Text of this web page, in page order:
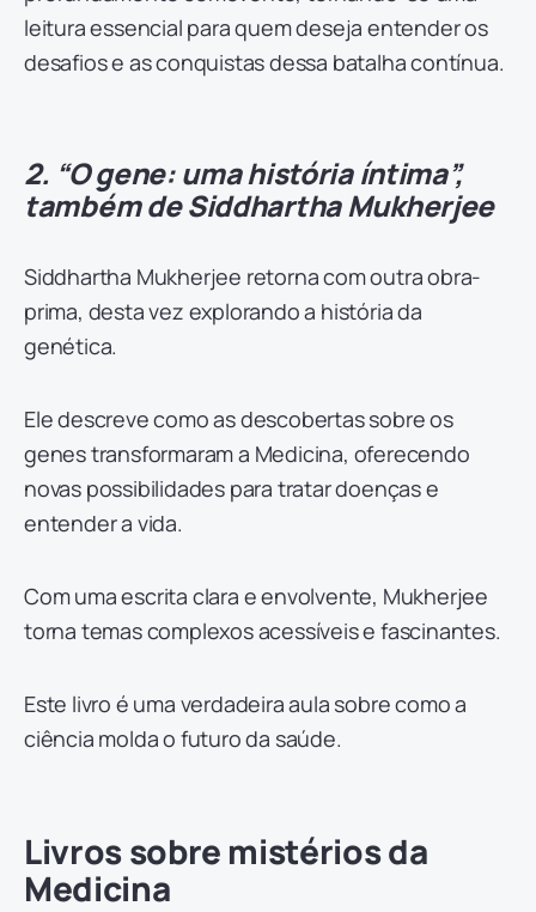
leitura essencial para quem deseja entender os
desafios e as conquistas dessa batalha contínua.
2. “O gene: uma história íntima”,
também de Siddhartha Mukherjee
Siddhartha Mukherjee retorna com outra obra-
prima, desta vez explorando a história da
genética.
Ele descreve como as descobertas sobre os
genes transformaram a Medicina, oferecendo
novas possibilidades para tratar doenças e
entender a vida.
Com uma escrita clara e envolvente, Mukherjee
torna temas complexos acessíveis e fascinantes.
Este livro é uma verdadeira aula sobre como a
ciência molda o futuro da saúde.
Livros sobre mistérios da
Medicina